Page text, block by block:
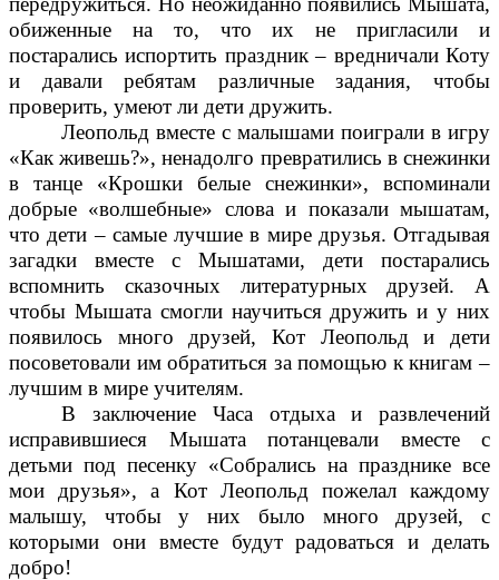
обиженные на то, что их не пригласили и
постарались испортить праздник – вредничали Коту
и давали ребятам различные задания, чтобы
проверить, умеют ли дети дружить.
Леопольд вместе с малышами поиграли в игру
«Как живешь?», ненадолго превратились в снежинки
в танце «Крошки белые снежинки», вспоминали
добрые «волшебные» слова и показали мышатам,
что дети – самые лучшие в мире друзья. Отгадывая
загадки вместе с Мышатами, дети постарались
вспомнить сказочных литературных друзей. А
чтобы Мышата смогли научиться дружить и у них
появилось много друзей, Кот Леопольд и дети
посоветовали им обратиться за помощью к книгам –
лучшим в мире учителям.
В заключение Часа отдыха и развлечений
исправившиеся Мышата потанцевали вместе с
детьми под песенку «Собрались на празднике все
мои друзья», а Кот Леопольд пожелал каждому
малышу, чтобы у них было много друзей, с
которыми они вместе будут радоваться и делать
добро!